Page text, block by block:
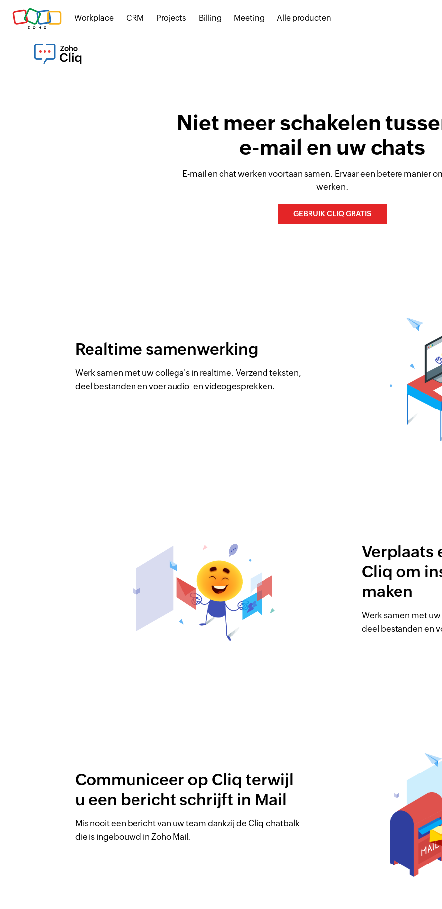
Workplace CRM Projects Billing Meeting Alle producten
Niet meer schakelen
e-mail en uw chats
E-mail en chat werken voortaan samen. Ervaar een betere manier
werken.
GEBRUIK CLIQ GRATIS
Realtime samenwerking
Werk samen met uw collega's in realtime. Verzend teksten,
deel bestanden en voer audio- en videogesprekken.
Verplaats
Cliq om
maken
Werk samen met
deel bestanden en
Communiceer op Cliq terwijl
u een bericht schrijft in Mail
Mis nooit een bericht van uw team dankzij de Cliq-chatbalk
die is ingebouwd in Zoho Mail.